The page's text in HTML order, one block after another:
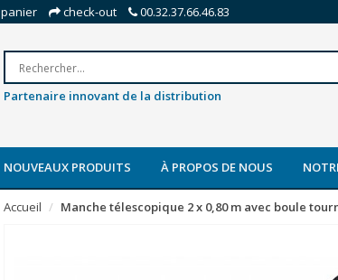
panier check-out 00.32.37.66.46.83
Partenaire innovant de la distribution
NOUVEAUX PRODUITS À PROPOS DE NOUS
Accueil Manche télescopique 2 x 0,80 m avec boule